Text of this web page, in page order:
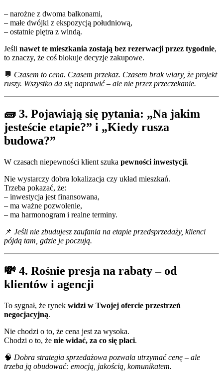
– narożne z dwoma balkonami,
– małe dwójki z ekspozycją południową,
– ostatnie piętra z windą.
Jeśli nawet te mieszkania zostają bez rezerwacji przez tygodnie,
to znaczy, że coś blokuje decyzje zakupowe.
💬 Czasem to cena. Czasem przekaz. Czasem brak wiary, że projekt
ruszy. Wszystko da się naprawić – ale nie przez przeczekanie.
🧱 3. Pojawiają się pytania: „Na jakim
jesteście etapie?” i „Kiedy rusza
budowa?”
W czasach niepewności klient szuka pewności inwestycji.
Nie wystarczy dobra lokalizacja czy układ mieszkań.
Trzeba pokazać, że:
– inwestycja jest finansowana,
– ma ważne pozwolenie,
– ma harmonogram i realne terminy.
📌 Jeśli nie zbudujesz zaufania na etapie przedsprzedaży, klienci
pójdą tam, gdzie je poczują.
💸 4. Rośnie presja na rabaty – od
klientów i agencji
To sygnał, że rynek widzi w Twojej ofercie przestrzeń
negocjacyjną.
Nie chodzi o to, że cena jest za wysoka.
Chodzi o to, że nie widać, za co się płaci.
🧠 Dobra strategia sprzedażowa pozwala utrzymać cenę – ale
trzeba ją obudować: emocją, jakością, komunikatem.